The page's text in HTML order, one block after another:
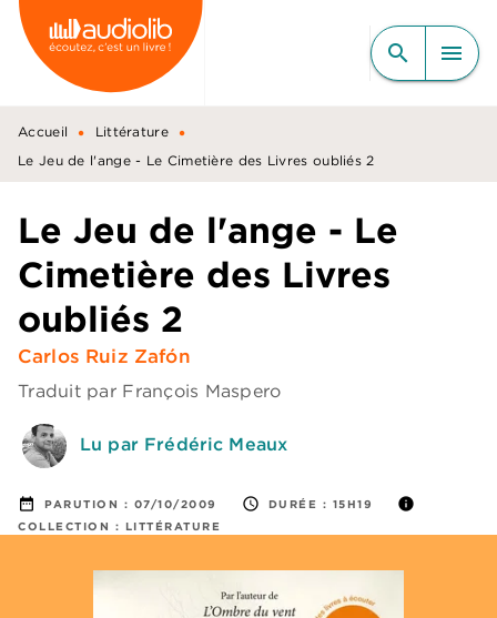
MENU RECHERCHE
CONTENU
PIED DE PAGE
search menu
Accueil • Littérature •
Le Jeu de l'ange - Le Cimetière des Livres oubliés 2
Le Jeu de l'ange - Le
Cimetière des Livres
oubliés 2
Carlos Ruiz Zafón
Traduit par François Maspero
Lu par Frédéric Meaux
date_range PARUTION : 07/10/2009 access_time DURÉE : 15H19 info
COLLECTION : LITTÉRATURE